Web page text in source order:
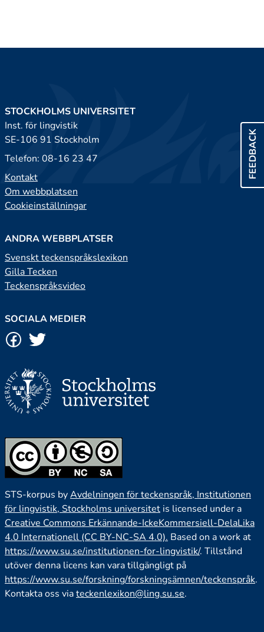
FEEDBACK
STOCKHOLMS UNIVERSITET
Inst. för lingvistik
SE-106 91 Stockholm
Telefon: 08-16 23 47
Kontakt
Om webbplatsen
Cookieinställningar
ANDRA WEBBPLATSER
Svenskt teckenspråkslexikon
Gilla Tecken
Teckenspråksvideo
SOCIALA MEDIER
STS-korpus byAvdelningen för teckenspråk, Institutionen
för lingvistik, Stockholms universitet is licensed under a
Creative Commons Erkännande-IckeKommersiell-DelaLika
4.0 Internationell (CC BY-NC-SA 4.0). Based on a work at
https://www.su.se/institutionen-for-lingvistik/. Tillstånd
utöver denna licens kan vara tillgängligt på
https://www.su.se/forskning/forskningsämnen/teckenspråk.
Kontakta oss viateckenlexikon@ling.su.se.